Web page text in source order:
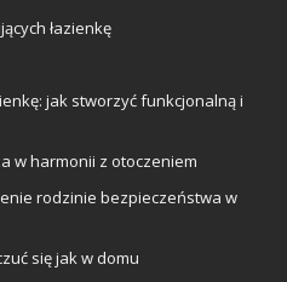
łazienkę
jak stworzyć funkcjonalną i
w harmonii z otoczeniem
rodzinie bezpieczeństwa w
się jak w domu